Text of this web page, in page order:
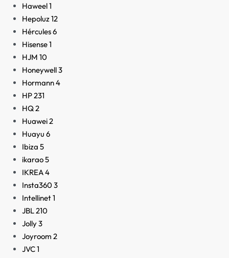
Haweel1
Hepoluz12
Hércules6
Hisense1
HJM 10
Honeywell3
Hormann4
HP231
HQ2
Huawei2
Huayu 6
Ibiza 5
ikarao5
IKREA4
Insta3603
Intellinet1
JBL210
Jolly3
Joyroom 2
JVC1